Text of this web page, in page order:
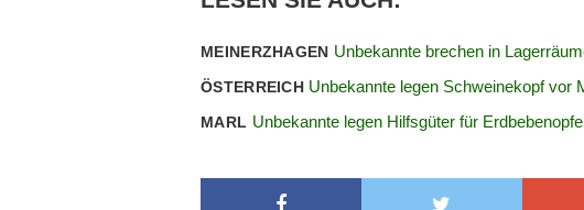
MEINERZHAGEN Unbekannte brechen in
ÖSTERREICH Unbekannte legen Schweinekopf vor
MARL Unbekannte legen Hilfsgüter für